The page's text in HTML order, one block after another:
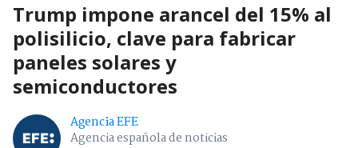
Trump impone arancel del 15% al
polisilicio, clave para fabricar
paneles solares y
semiconductores
Agencia EFE
Agencia española de noticias